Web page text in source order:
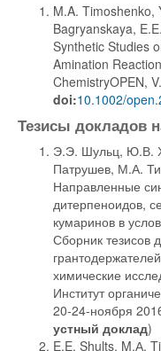
M.A. Timoshenko,
Bagryanskaya,
Synthetic Studies
Amination
ChemistryOPEN,
doi:10.1002/
Тезисы докладов
Э.Э. Шульц, Ю.В.
Патрушев, М.А.
Направленные
дитерпеноидов,
кумаринов в
Сборник тезисов
химические
Институт
20-24-ноября
устный доклад)
E.E. Shults, M.А.